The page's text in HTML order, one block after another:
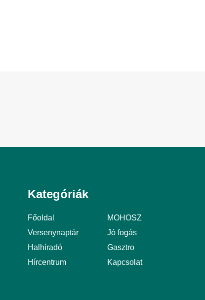
Kategóriák
Főoldal
MOHOSZ
Versenynaptár
Jó fogás
Halhíradó
Gasztro
Hírcentrum
Kapcsolat